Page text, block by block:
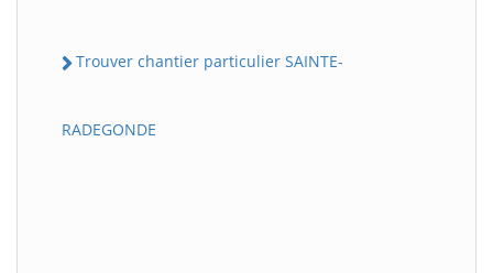
Trouver chantier particulier SAINTE-
RADEGONDE